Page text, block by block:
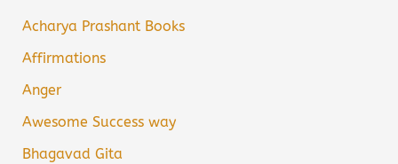
Acharya Prashant Books
Affirmations
Anger
Awesome Success way
Bhagavad Gita